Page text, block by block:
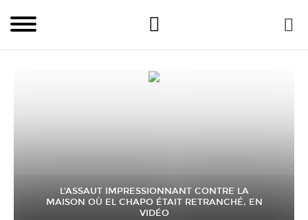
L’ASSAUT IMPRESSIONNANT CONTRE LA
MAISON OÙ EL CHAPO ÉTAIT RETRANCHÉ, EN
VIDÉO